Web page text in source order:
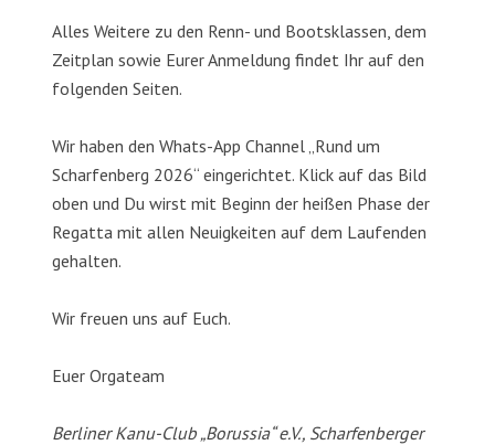
Alles Weitere zu den Renn- und Bootsklassen, dem
Zeitplan sowie Eurer Anmeldung findet Ihr auf den
folgenden Seiten.
Wir haben den Whats-App Channel „Rund um
Scharfenberg 2026“ eingerichtet. Klick auf das Bild
oben und Du wirst mit Beginn der heißen Phase der
Regatta mit allen Neuigkeiten auf dem Laufenden
gehalten.
Wir freuen uns auf Euch.
Euer Orgateam
Berliner Kanu-Club „Borussia“ e.V., Scharfenberger